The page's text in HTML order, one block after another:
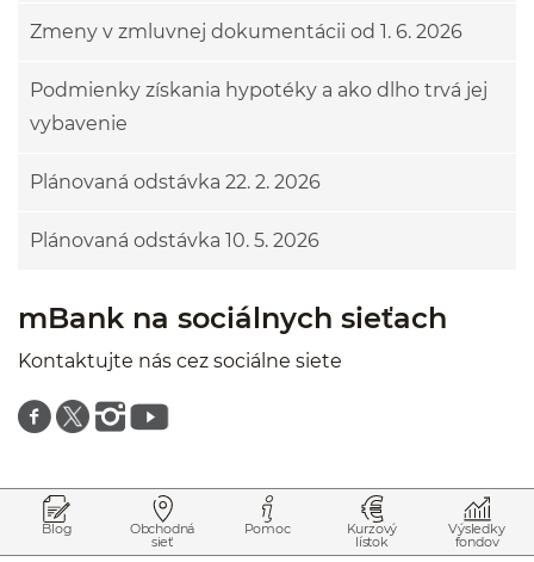
Zmeny v zmluvnej dokumentácii od 1. 6. 2026
Podmienky získania hypotéky a ako dlho trvá jej
vybavenie
Plánovaná odstávka 22. 2. 2026
Plánovaná odstávka 10. 5. 2026
mBank na sociálnych sieťach
Kontaktujte nás cez sociálne siete
Znajdź nas na facebooku
Znajdź nas na twitterze
Znajdź nas na instagramie
Znajdź nas na youtube
Prejsť na začiatok stránky
Preskočiť na začiatok obsahu
Blog Obchodná
sieť
Pomoc Kurzový
lístok
Výsledky
fondov